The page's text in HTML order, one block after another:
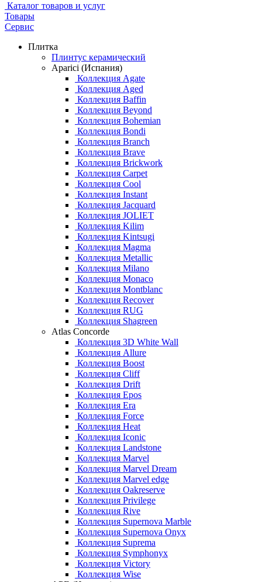
Каталог товаров и услуг
Товары
Сервис
Плитка
Плинтус керамический
Aparici (Испания)
Коллекция Agate
Коллекция Aged
Коллекция Baffin
Коллекция Beyond
Коллекция Bohemian
Коллекция Bondi
Коллекция Branch
Коллекция Brave
Коллекция Brickwork
Коллекция Carpet
Коллекция Cool
Коллекция Instant
Коллекция Jacquard
Коллекция JOLIET
Коллекция Kilim
Коллекция Kintsugi
Коллекция Magma
Коллекция Metallic
Коллекция Milano
Коллекция Monaco
Коллекция Montblanc
Коллекция Recover
Коллекция RUG
Коллекция Shagreen
Atlas Concorde
Коллекция 3D White Wall
Коллекция Allure
Коллекция Boost
Коллекция Cliff
Коллекция Drift
Коллекция Epos
Коллекция Era
Коллекция Force
Коллекция Heat
Коллекция Iconic
Коллекция Landstone
Коллекция Marvel
Коллекция Marvel Dream
Коллекция Marvel edge
Коллекция Oakreserve
Коллекция Privilege
Коллекция Rive
Коллекция Supernova Marble
Коллекция Supernova Onyx
Коллекция Suprema
Коллекция Symphonyx
Коллекция Victory
Коллекция Wise